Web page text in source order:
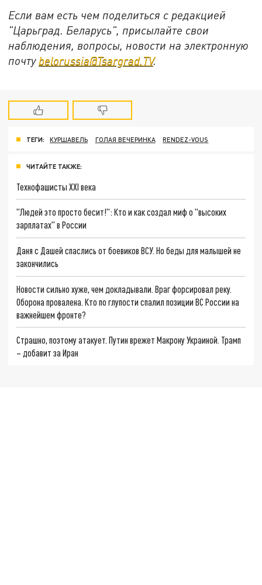
Если вам есть чем поделиться с редакцией
"Царьград. Беларусь", присылайте свои
наблюдения, вопросы, новости на электронную
почту belorussia@Tsargrad.TV.
ТЕГИ: КУРШАВЕЛЬ ГОЛАЯ ВЕЧЕРИНКА RENDEZ-VOUS
ЧИТАЙТЕ ТАКЖЕ:
Технофашисты XXI века
"Людей это просто бесит!": Кто и как создал миф о "высоких
зарплатах" в России
Даня с Дашей спаслись от боевиков ВСУ. Но беды для малышей не
закончились
Новости сильно хуже, чем докладывали. Враг форсировал реку.
Оборона провалена. Кто по глупости спалил позиции ВС России на
важнейшем фронте?
Страшно, поэтому атакует. Путин врежет Макрону Украиной. Трамп
– добавит за Иран